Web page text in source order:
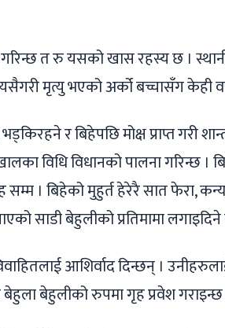
त रु यसको खास रहस्य छ ।
मृत्यु भएको अर्को बच्चासँग केही
र बिहेपछि मोक्ष प्राप्त गरी
विधि विधानको पालना गरिन्छ ।
सम्म । बिहेको मुहुर्त हेरेरै सात फेरा,
साडी बेहुलीको प्रतिमामा लगाइदिने
आशिर्वाद दिन्छन् ।
बेहुलीको रुपमा गृह प्रवेश गराइन्छ